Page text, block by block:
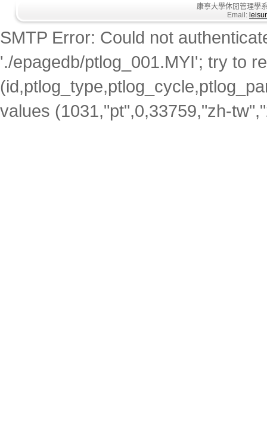
康寧大學休閒管理學
Email:
SMTP Error: Could not
'./epagedb/ptlog_001.MYI'; try to
values (1031,"pt",0,33759,"zh-